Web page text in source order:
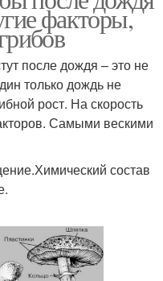
факторы,
после дождя – это не
только дождь не
рост. На скорость
Самыми вескими
состав